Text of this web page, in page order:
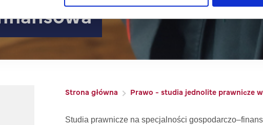
Ścieżka nawigacyjna
Strona główna Prawo - studia jednolite prawnicze
Studia prawnicze na specjalności